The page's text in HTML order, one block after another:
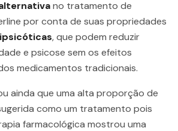
no tratamento de
por conta de suas propriedades
, que podem reduzir
e psicose sem os efeitos
medicamentos tradicionais.
ainda que uma alta proporção de
como um tratamento pois
farmacológica mostrou uma